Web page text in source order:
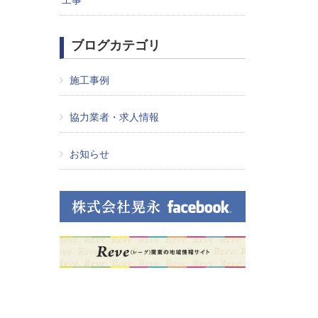
ブログカテゴリ
施工事例
協力業者・求人情報
お知らせ